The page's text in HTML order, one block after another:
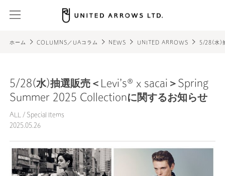
ホーム COLUMNS／UAコラム NEWS UNITED ARROWS 5/28(水)
5/28(水)抽選販売＜Levi’s® x sacai＞Spring
Summer 2025 Collectionに関するお知らせ
ALL / Special Items
2025.05.26